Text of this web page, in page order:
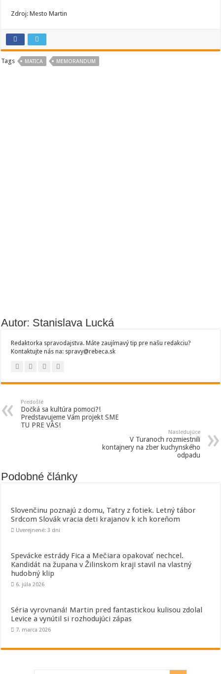
Zdroj: Mesto Martin
Tags MATICA MEMORANDUM
Autor: Stanislava Lucká
Redaktorka spravodajstva. Máte zaujímavý tip pre našu redakciu?
Kontaktujte nás na: spravy@rebeca.sk
Predošlé
Dočká sa kultúra pomoci?!
Predstavujeme Vám projekt SME
TU PRE VÁS!
Nasledujúce
V Turanoch rozmiestnili
kontajnery na zber kuchynského
odpadu
Podobné články
Slovenčinu poznajú z domu, Tatry z fotiek. Letný tábor
Srdcom Slovák vracia deti krajanov k ich koreňom
Uverejnené: 3 dni
Spevácke estrády Fica a Mečiara opakovať nechcel.
Kandidát na župana v Žilinskom kraji stavil na vlastný
hudobný klip
6. júla 2026
Séria vyrovnaná! Martin pred fantastickou kulisou zdolal
Levice a vynútil si rozhodujúci zápas
7. marca 2026